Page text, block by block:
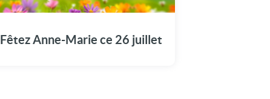
Fêtez Anne-Marie ce 26 juillet
Une carte unique pour commémorer la fête